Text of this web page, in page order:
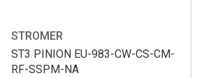
STROMER
ST3 PINION EU-983-CW-CS-CM-
RF-SSPM-NA